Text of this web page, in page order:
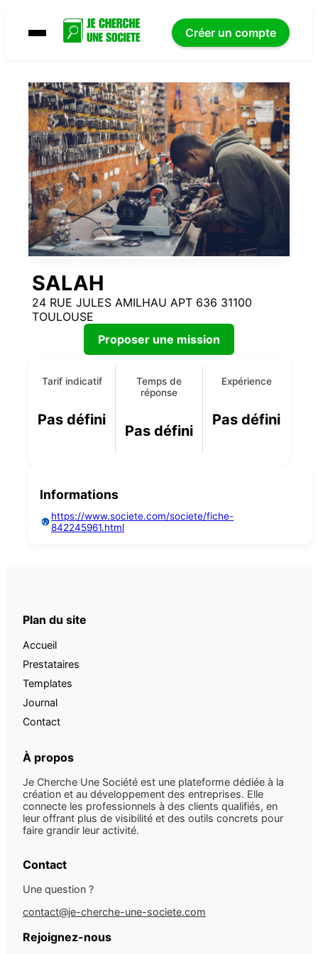
Créer un compte
SALAH
24 RUE JULES AMILHAU APT 636 31100
TOULOUSE
Proposer une mission
Tarif indicatif
Pas défini
Temps de
réponse
Pas défini
Expérience
Pas défini
Informations
https://www.societe.com/societe/fiche-
842245961.html
Plan du site
Accueil
Prestataires
Templates
Journal
Contact
À propos
Je Cherche Une Société est une plateforme dédiée à la
création et au développement des entreprises. Elle
connecte les professionnels à des clients qualifiés, en
leur offrant plus de visibilité et des outils concrets pour
faire grandir leur activité.
Contact
Une question ?
contact@je-cherche-une-societe.com
Rejoignez-nous